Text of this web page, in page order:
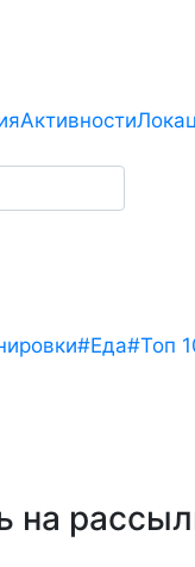
Активности
#Еда#Топ
на